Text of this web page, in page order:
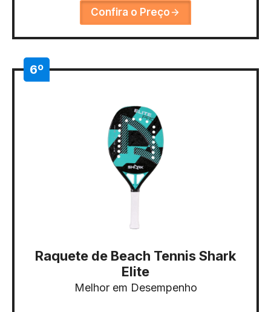
Confira o Preço
6º
Raquete de Beach Tennis Shark
Elite
Melhor em Desempenho